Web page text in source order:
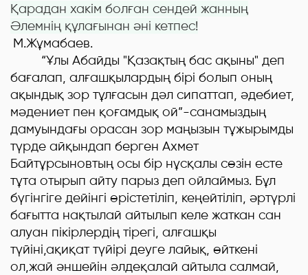
Қарадан хакім болған сендей жанның
Әлемнің құлағынан әні кетпес!
М.Жұмабаев.
“Ұлы Абайды "Қазақтың бас ақыны" деп
бағалап, алғашқылардың бірі болып оның
ақындық зор тұлғасын дәл сипаттап, әдебиет,
мәдениет пен қоғамдық ой”-санамыздың
дамуындағы орасан зор маңызын тұжырымды
түрде айқындап берген Ахмет
Байтұрсыновтың осы бір нұсқалы сөзін есте
тұта отырып айту парыз деп ойлаймыз. Бұл
бүгінгіге дейінгі өрістетіліп, кеңейтіліп, әртүрлі
бағытта нақтылай айтылып келе жаткан сан
алуан пікірлердің тірегі, алғашқы
түйіні,ақиқат түйірі деуге лайық, өйткені
ол,жай әншейін әлдеқалай айтыла салмай,